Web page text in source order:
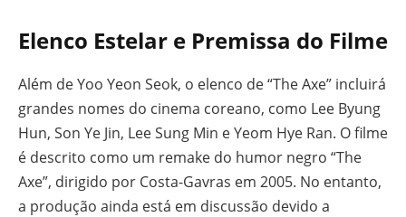
Elenco Estelar e Premissa do Filme
Além de Yoo Yeon Seok, o elenco de “The Axe” incluirá
grandes nomes do cinema coreano, como Lee Byung
Hun, Son Ye Jin, Lee Sung Min e Yeom Hye Ran. O filme
é descrito como um remake do humor negro “The
Axe”, dirigido por Costa-Gavras em 2005. No entanto,
a produção ainda está em discussão devido a